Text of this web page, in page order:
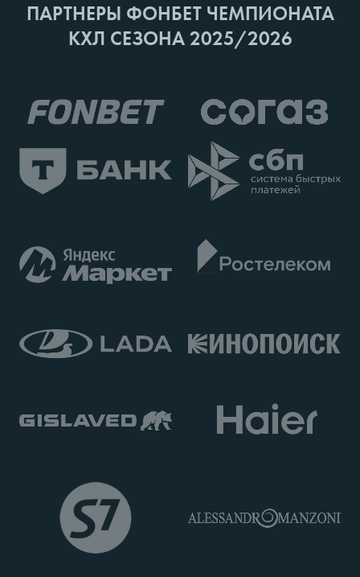
ПАРТНЕРЫ ФОНБЕТ ЧЕМПИОНАТА
КХЛ СЕЗОНА 2025/2026